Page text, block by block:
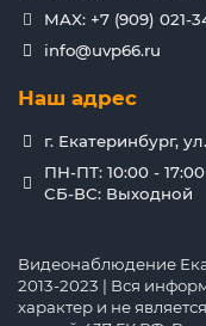
MAX: +7 (909) 021-
info@uvp66.ru
Наш адрес
г. Екатеринбург,
ПН-ПТ: 10:00 - 17:00
СБ-ВС: Выходной
Видеонаблюдение
2013-2023 | Вся
характер и не